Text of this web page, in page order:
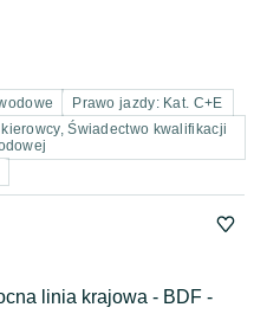
Prawo jazdy: Kat. C+E
Świadectwo kwalifikacji
linia krajowa - BDF -